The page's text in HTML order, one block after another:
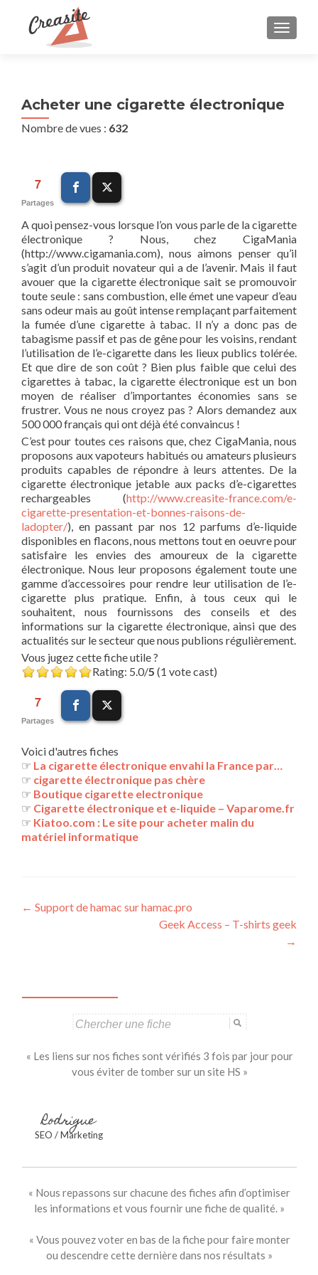
Acheter une cigarette électronique
Nombre de vues : 632
7
Partages
A quoi pensez-vous lorsque l’on vous parle de la cigarette
électronique ? Nous, chez CigaMania
(http://www.cigamania.com), nous aimons penser qu’il
s’agit d’un produit novateur qui a de l’avenir. Mais il faut
avouer que la cigarette électronique sait se promouvoir
toute seule : sans combustion, elle émet une vapeur d’eau
sans odeur mais au goût intense remplaçant parfaitement
la fumée d’une cigarette à tabac. Il n’y a donc pas de
tabagisme passif et pas de gêne pour les voisins, rendant
l’utilisation de l’e-cigarette dans les lieux publics tolérée.
Et que dire de son coût ? Bien plus faible que celui des
cigarettes à tabac, la cigarette électronique est un bon
moyen de réaliser d’importantes économies sans se
frustrer. Vous ne nous croyez pas ? Alors demandez aux
500 000 français qui ont déjà été convaincus !
C’est pour toutes ces raisons que, chez CigaMania, nous
proposons aux vapoteurs habitués ou amateurs plusieurs
produits capables de répondre à leurs attentes. De la
cigarette électronique jetable aux packs d’e-cigarettes
rechargeables (http://www.creasite-france.com/e-
cigarette-presentation-et-bonnes-raisons-de-
ladopter/), en passant par nos 12 parfums d’e-liquide
disponibles en flacons, nous mettons tout en oeuvre pour
satisfaire les envies des amoureux de la cigarette
électronique. Nous leur proposons également toute une
gamme d’accessoires pour rendre leur utilisation de l’e-
cigarette plus pratique. Enfin, à tous ceux qui le
souhaitent, nous fournissons des conseils et des
informations sur la cigarette électronique, ainsi que des
actualités sur le secteur que nous publions régulièrement.
Vous jugez cette fiche utile ?
Rating: 5.0/5 (1 vote cast)
7
Partages
Voici d'autres fiches
☞ La cigarette électronique envahi la France par…
☞ cigarette électronique pas chère
☞ Boutique cigarette electronique
☞ Cigarette électronique et e-liquide – Vaparome.fr
☞ Kiatoo.com : Le site pour acheter malin du
matériel informatique
Navigation
← Support de hamac sur hamac.pro
Geek Access – T-shirts geek
→
« Les liens sur nos fiches sont vérifiés 3 fois par jour pour
vous éviter de tomber sur un site HS »
Rodrigue
SEO / Marketing
« Nous repassons sur chacune des fiches afin d’optimiser
les informations et vous fournir une fiche de qualité. »
« Vous pouvez voter en bas de la fiche pour faire monter
ou descendre cette dernière dans nos résultats »